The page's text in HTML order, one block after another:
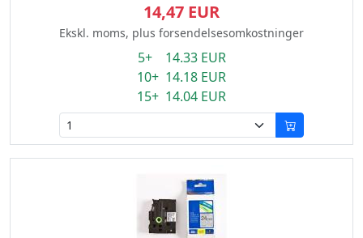
14,47 EUR
Ekskl. moms, plus forsendelsesomkostninger
5+ 14.33 EUR
10+ 14.18 EUR
15+ 14.04 EUR